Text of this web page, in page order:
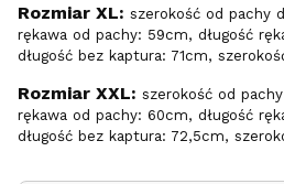
Rozmiar XL: szerokość od pachy
rękawa od pachy: 59cm, długość
długość bez kaptura: 71cm,
Rozmiar XXL: szerokość od
rękawa od pachy: 60cm, długość
długość bez kaptura: 72,5cm,